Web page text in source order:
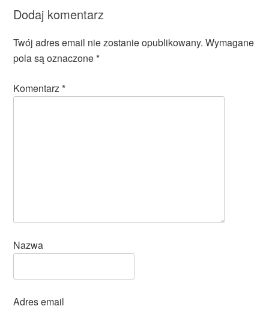
Dodaj komentarz
Twój adres email nie zostanie opublikowany. Wymagane
pola są oznaczone*
Komentarz*
Nazwa
Adres email